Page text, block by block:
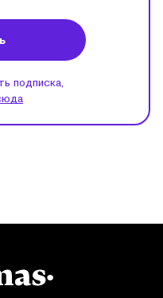
подписка,